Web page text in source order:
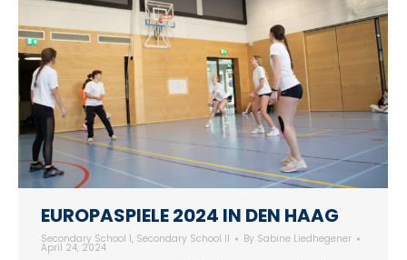
EUROPASPIELE 2024 IN DEN HAAG
Secondary School I, Secondary School II By Sabine Liedhegener
April 24, 2024